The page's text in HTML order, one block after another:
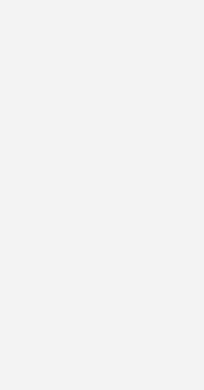
Thema Elektrotechnik
Thema Solartechnik
mit dem